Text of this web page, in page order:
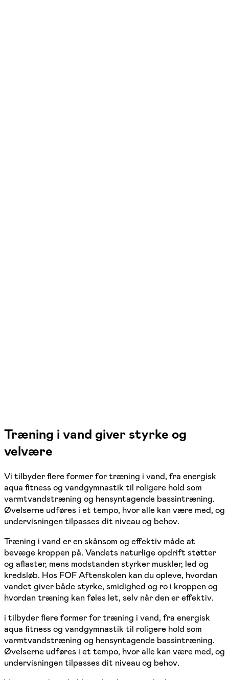
Træning i vand giver styrke og
velvære
Vi tilbyder flere former for træning i vand, fra energisk
aqua fitness og vandgymnastik til roligere hold som
varmtvandstræning og hensyntagende bassintræning.
Øvelserne udføres i et tempo, hvor alle kan være med, og
undervisningen tilpasses dit niveau og behov.
Træning i vand er en skånsom og effektiv måde at
bevæge kroppen på. Vandets naturlige opdrift støtter
og aflaster, mens modstanden styrker muskler, led og
kredsløb. Hos FOF Aftenskolen kan du opleve, hvordan
vandet giver både styrke, smidighed og ro i kroppen og
hvordan træning kan føles let, selv når den er effektiv.
i tilbyder flere former for træning i vand, fra energisk
aqua fitness og vandgymnastik til roligere hold som
varmtvandstræning og hensyntagende bassintræning.
Øvelserne udføres i et tempo, hvor alle kan være med, og
undervisningen tilpasses dit niveau og behov.